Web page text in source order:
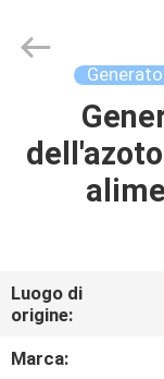
PRODOTTI
DI
NOI
Technology
Luogo di
origine:
Marca: